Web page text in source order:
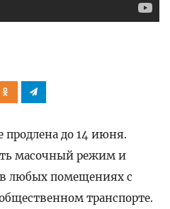
до 14 июня.
масочный режим и
любых помещениях с
транспорте.